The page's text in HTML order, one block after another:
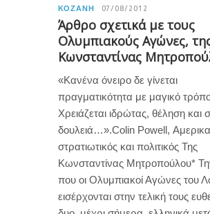
ΚΟΖΆΝΗ 07/08/2012
Άρθρο σχετικά με τους
Ολυμπιακούς Αγώνες,
Κωνσταντίνας
«Κανένα όνειρο δε γίνεται
πραγματικότητα με μαγικό
Χρειάζεται ιδρώτας, θέληση και
δουλειά…».Colin Powell,
στρατιωτικός και πολιτικός Της
Κωνσταντίνας Μητροπούλου*
που οι Ολυμπιακοί Αγώνες του
εισέρχονται στην τελική τους